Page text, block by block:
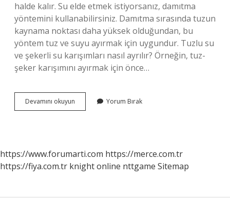
halde kalır. Su elde etmek istiyorsanız, damıtma
yöntemini kullanabilirsiniz. Damıtma sırasında tuzun
kaynama noktası daha yüksek olduğundan, bu
yöntem tuz ve suyu ayırmak için uygundur. Tuzlu su
ve şekerli su karışımları nasıl ayrılır? Örneğin, tuz-
şeker karışımını ayırmak için önce…
Devamını okuyun
Ve
Yorum Bırak
https://www.forumarti.com https://merce.com.tr
https://fiya.com.tr knight online nttgame Sitemap